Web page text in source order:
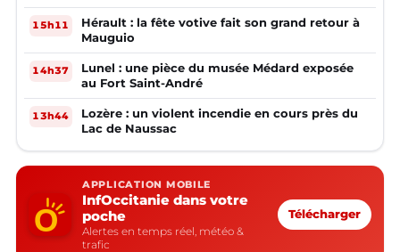
15h11
Hérault : la fête votive fait son grand retour à
Mauguio
14h37
Lunel : une pièce du musée Médard exposée
au Fort Saint-André
13h44
Lozère : un violent incendie en cours près du
Lac de Naussac
APPLICATION MOBILE
InfOccitanie dans votre
poche
Alertes en temps réel, météo &
trafic
Télécharger